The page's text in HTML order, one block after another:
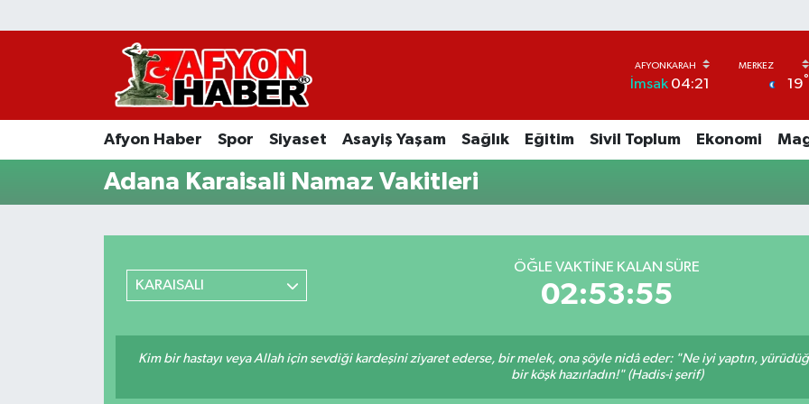
İmsak04:21 19°
Afyon Haber Spor Siyaset Asayiş Yaşam Sağlık Eğitim Sivil Toplum Ekonomi
Adana Karaisali Namaz Vakitleri
KARAISALI
ÖĞLE VAKTINE KALAN SÜRE
02:53:55
Kim bir hastayı veya Allah için sevdiği kardeşini ziyaret ederse, bir melek, ona şöyle nidâ eder: "Ne iyi yaptın,
bir köşk hazırladın!" (Hadis-i şerif)
Afyon Haber
Spor
Asayiş Yaşam